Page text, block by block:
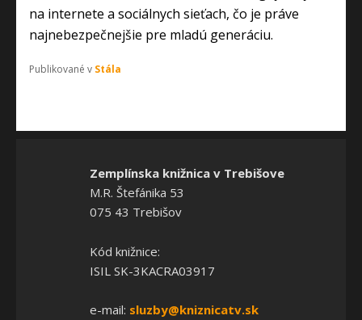
na internete a sociálnych sieťach, čo je práve
najnebezpečnejšie pre mladú generáciu.
Publikované v Stála
Zemplínska knižnica v Trebišove
M.R. Štefánika 53
075 43 Trebišov
Kód knižnice:
ISIL SK-3KACRA03917
e-mail: sluzby@kniznicatv.sk